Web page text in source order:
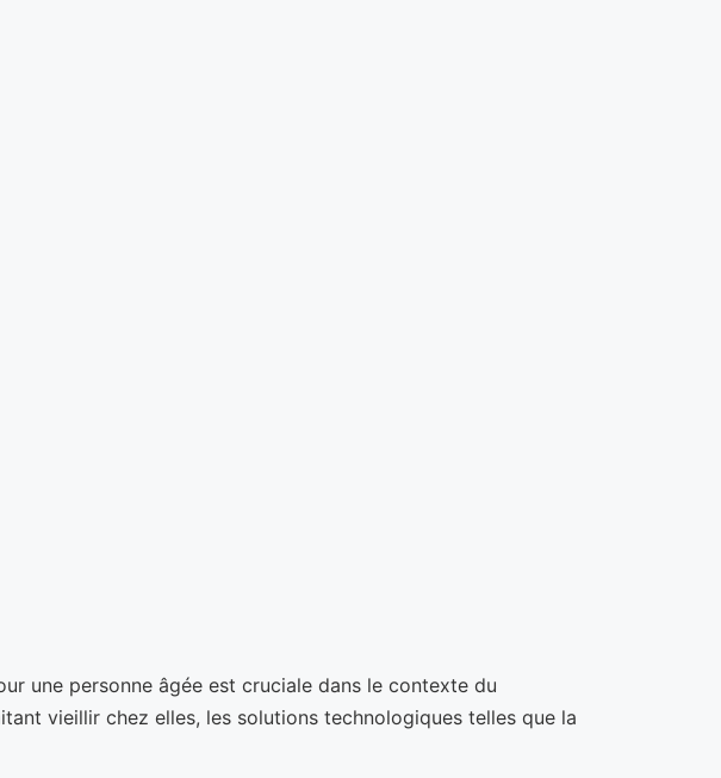
une personne âgée est cruciale dans le contexte du
vieillir chez elles, les solutions technologiques telles que la